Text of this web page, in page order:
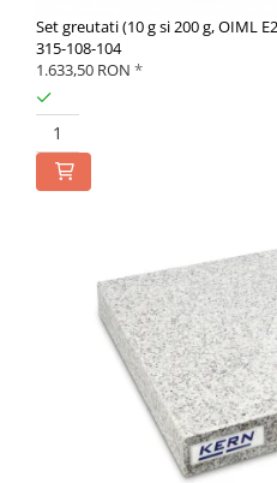
Set greutati (10 g si 200 g, OIML
315-108-104
1.633,50 RON *